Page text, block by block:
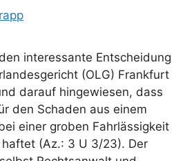
rapp
interessante Entscheidung
(OLG) Frankfurt
darauf hingewiesen, dass
den Schaden aus einem
einer groben Fahrlässigkeit
(Az.: 3 U 3/23). Der